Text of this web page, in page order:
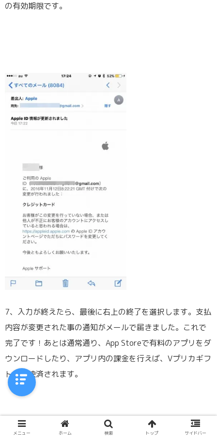
の有効期限です。
7、入力が終えたら、最後に右上の終了を選択します。支払
内容が変更された事の通知がメールで届きました。これで
完了です！あとは通常通り、App Storeで有料のアプリをダ
ウンロードしたり、アプリ内の課金を行えば、Vプリカギフ
トから決済されます。
メニュー ホーム 検索 トップ サイドバー